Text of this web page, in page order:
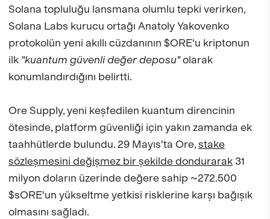
Solana topluluğu lansmana olumlu tepki verirken,
Solana Labs kurucu ortağı Anatoly Yakovenko
protokolün yeni akıllı cüzdanının $ORE'u kriptonun
ilk "kuantum güvenli değer deposu"olarak
konumlandırdığını belirtti.
Ore Supply, yeni keşfedilen kuantum direncinin
ötesinde, platform güvenliği için yakın zamanda ek
taahhütlerde bulundu. 29 Mayıs'ta Ore,stake
sözleşmesini değişmez bir şekilde dondurarak 31
milyon doların üzerinde değere sahip ~272.500
$sORE'un yükseltme yetkisi risklerine karşı bağışık
olmasını sağladı.